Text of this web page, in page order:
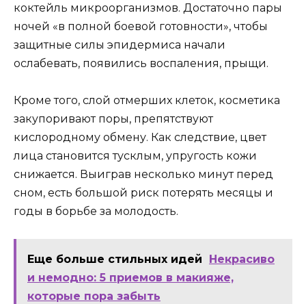
коктейль микроорганизмов. Достаточно пары
ночей «в полной боевой готовности», чтобы
защитные силы эпидермиса начали
ослабевать, появились воспаления, прыщи.
Кроме того, слой отмерших клеток, косметика
закупоривают поры, препятствуют
кислородному обмену. Как следствие, цвет
лица становится тусклым, упругость кожи
снижается. Выиграв несколько минут перед
сном, есть большой риск потерять месяцы и
годы в борьбе за молодость.
Еще больше стильных идей
Некрасиво
и немодно: 5 приемов в макияже,
которые пора забыть